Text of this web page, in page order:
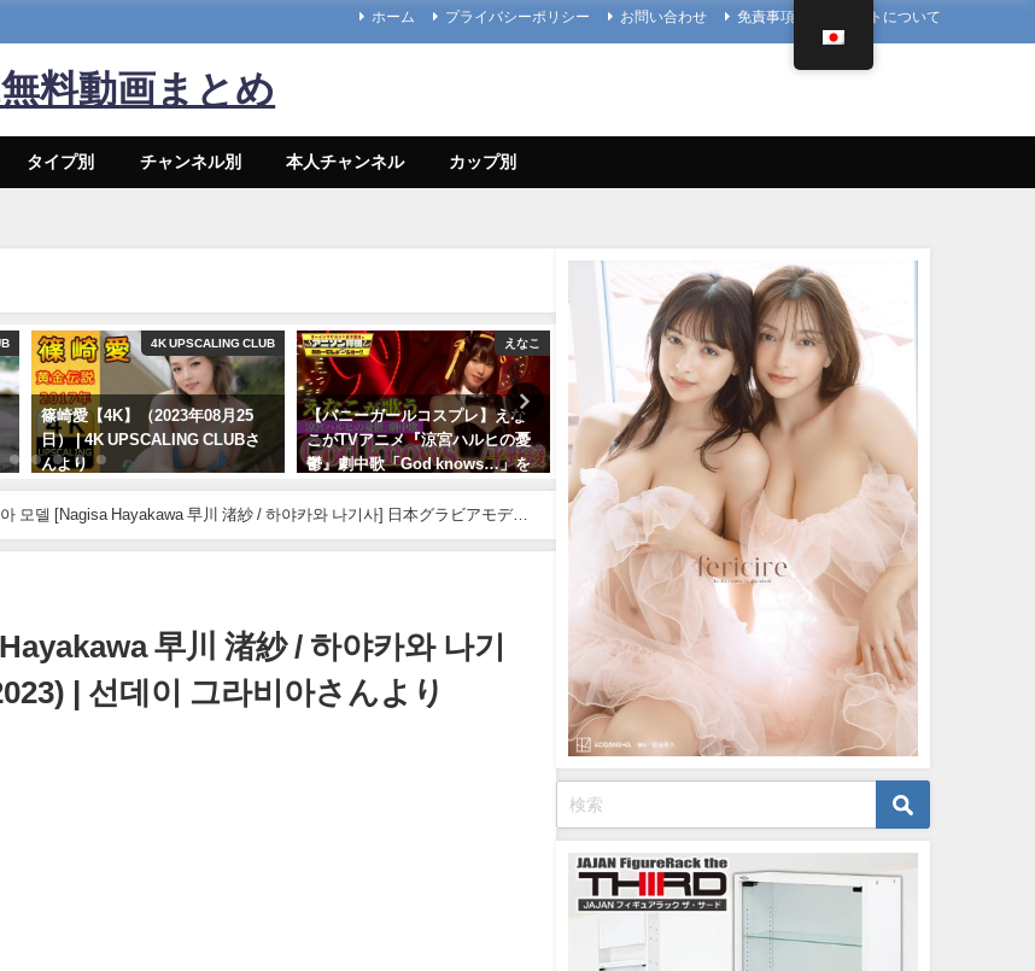
ホーム プライバシーポリシー お問い合わせ 免責事項 当サイトについて
料動画まとめ
タイプ別 チャンネル別 本人チャンネル カップ別
4K UPSCALING CLUB
篠崎愛【4K】（2023年08月25
日） | 4K UPSCALING CLUBさ
んより
えなこ
【バニーガールコスプレ】えな
こがTVアニメ『涼宮ハルヒの憂
鬱』劇中歌「God knows…」を
神カバー！！
10/17/2024
ヤンジャン
雪平莉左 -【4Kムービーグラビ
ア】２週連続表紙！令和最高の
美ボディ・雪平莉左ちゃんが"微
笑みの国"タイで魅せる女神の微
笑み！カラフルでビビッドな水
着撮影に最高画質で没入密着！
【メイキング】（2023年07月06
日） | ヤンジャンTV【集英社ヤ
ングジャンプ公式】さんより
07/06/2023
【1st写真集】「まるごと
しました。【メイキング】
ぴ / marupiさんより
11/07/2023
모델 [Nagisa Hayakawa 早川 渚紗 / 하야카와 나기사] 日本グラビアモデル
早川 渚紗 / 하야카와 나기
| 선데이 그라비아さんより